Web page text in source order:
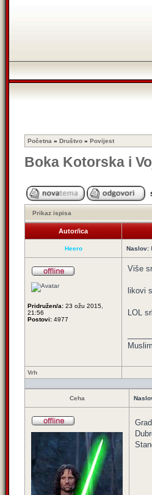
Početna » Društvo » Povijest
Boka Kotorska i
Prikaz ispisa
Autor/ica
Heero Naslov:
Pridružen/a: 23 ožu 2015,
21:56
Postovi: 4977
Više
likovi
LOL
Vrh
Ceha